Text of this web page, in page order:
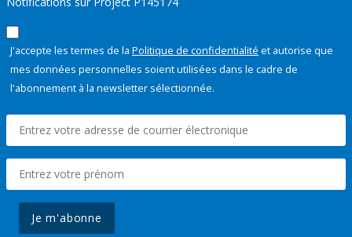
J'accepte les termes de la Politique de confidentialité et autorise que
mes données personnelles soient utilisées dans le cadre de
l'abonnement à la newsletter sélectionnée.
Je m'abonne